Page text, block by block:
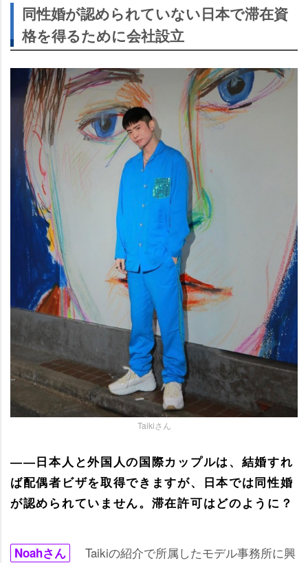
同性婚が認められていない日本で滞在資
格を得るために会社設立
Taikiさん
――日本人と外国人の国際カップルは、結婚すれ
ば配偶者ビザを取得できますが、日本では同性婚
が認められていません。滞在許可はどのように？
Noahさん
Taikiの紹介で所属したモデル事務所に興